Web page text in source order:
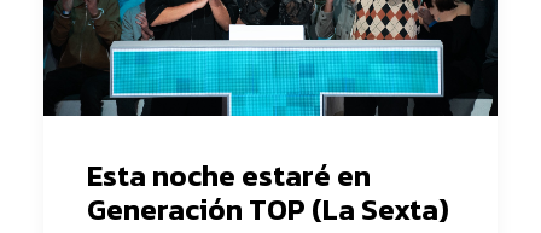
Esta noche estaré en
Generación TOP (La Sexta)